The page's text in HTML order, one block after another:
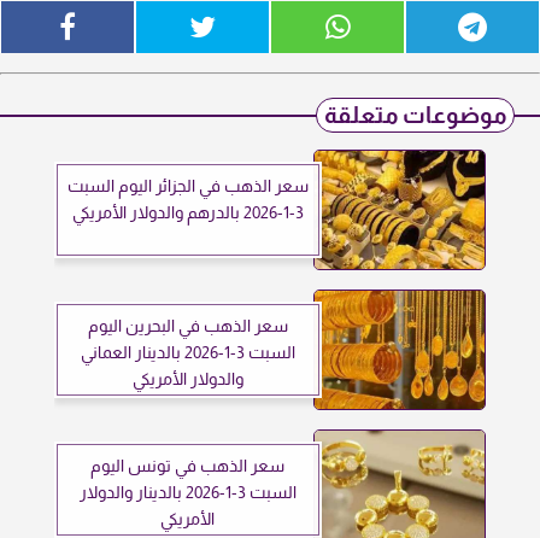
موضوعات متعلقة
سعر الذهب في الجزائر اليوم السبت
3-1-2026 بالدرهم والدولار الأمريكي
سعر الذهب في البحرين اليوم
السبت 3-1-2026 بالدينار العماني
والدولار الأمريكي
سعر الذهب في تونس اليوم
السبت 3-1-2026 بالدينار والدولار
الأمريكي